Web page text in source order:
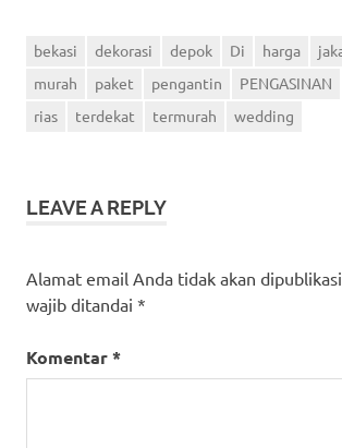
bekasi dekorasi depok Di harga
murah
paket pengantin PENGASINAN
rias
terdekat termurah wedding
LEAVE A REPLY
Alamat email Anda tidak akan
wajib ditandai *
Komentar*